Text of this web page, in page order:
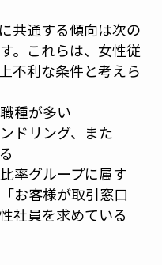
共通する傾向は次の
。これらは、女性従
不利な条件と考えら
種が多い
ドリング、また
率グループに属す
お客様が取引窓口
社員を求めている